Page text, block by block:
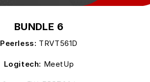
BUNDLE 6
Peerless: TRVT561D
Logitech: MeetUp